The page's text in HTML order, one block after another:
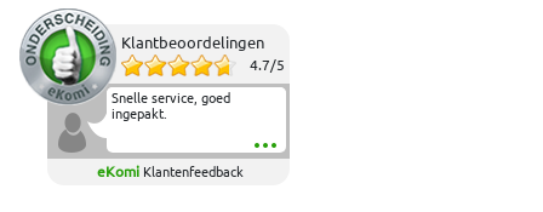
Klantbeoordelingen
4.7/5
Snelle service, goed
ingepakt.
eKomi Klantenfeedback